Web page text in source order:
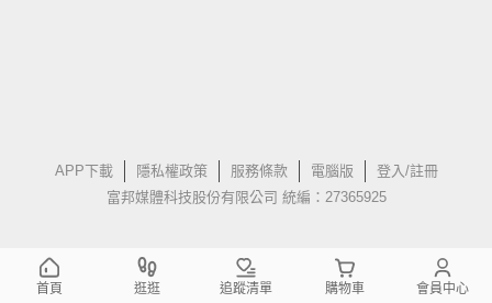
APP下載 隱私權政策 服務條款 電腦版
登入/註冊
富邦媒體科技股份有限公司 統編：27365925
首頁 逛逛 追蹤清單 購物車 會員中心